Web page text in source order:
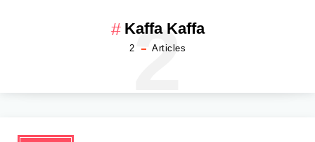
Kaffa Kaffa
2 Articles
2